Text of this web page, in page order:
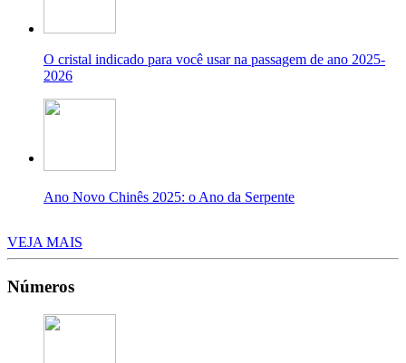
O cristal indicado para você usar na passagem de ano 2025-
2026
Ano Novo Chinês 2025: o Ano da Serpente
VEJA MAIS
Números